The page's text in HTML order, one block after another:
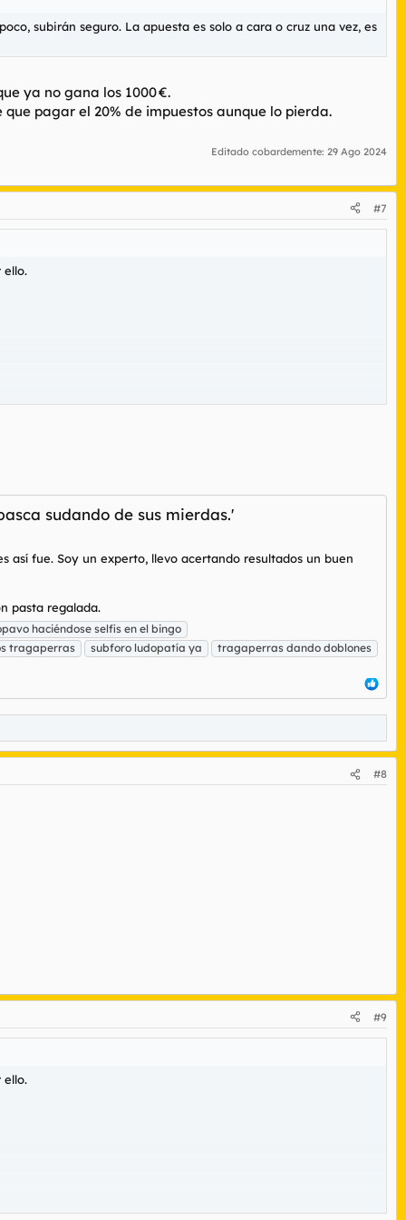
subirán seguro. La apuesta es solo a cara o cruz una vez, es
ya no gana los 1000 €.
pagar el 20% de impuestos aunque lo pierda.
Editado cobardemente: 29 Ago 2024
#7
ello.
sudando de sus mierdas.'
así fue. Soy un experto, llevo acertando resultados un buen
pasta regalada.
haciéndose selfis en el bingo
tragaperras subforo ludopatía ya
tragaperras dando doblones
#8
#9
ello.